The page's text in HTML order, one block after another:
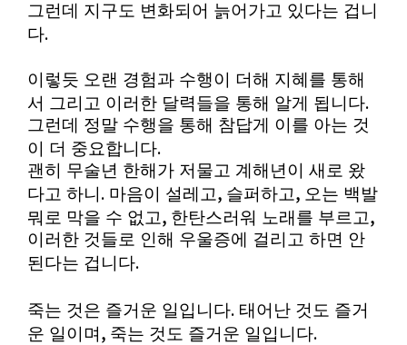
그런데 지구도 변화되어 늙어가고 있다는 겁니
다.
이렇듯 오랜 경험과 수행이 더해 지혜를 통해
서 그리고 이러한 달력들을 통해 알게 됩니다.
그런데 정말 수행을 통해 참답게 이를 아는 것
이 더 중요합니다.
괜히 무술년 한해가 저물고 계해년이 새로 왔
다고 하니 . 마음이 설레고, 슬퍼하고, 오는 백발
뭐로 막을 수 없고, 한탄스러워 노래를 부르고,
이러한 것들로 인해 우울증에 걸리고 하면 안
된다는 겁니다.
죽는 것은 즐거운 일입니다. 태어난 것도 즐거
운 일이며 , 죽는 것도 즐거운 일입니다.